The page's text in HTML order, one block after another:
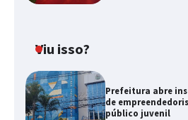
Viu isso?
Prefeitura abre
de
público juvenil